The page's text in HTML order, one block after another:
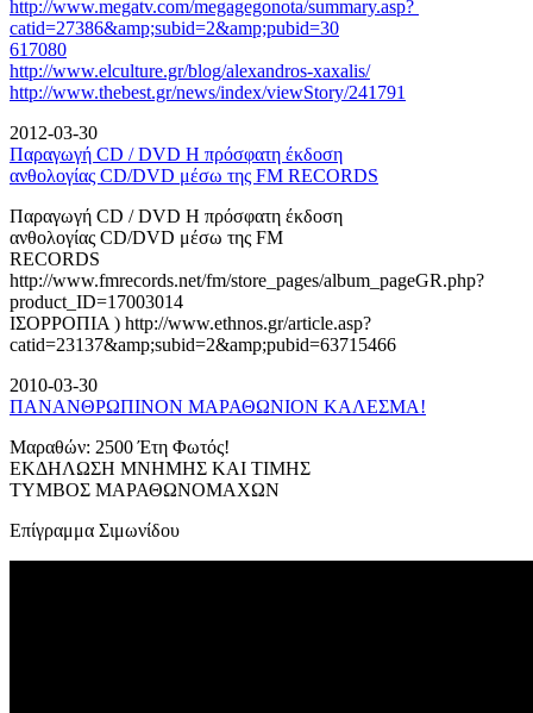
http://www.megatv.com/megagegonota/summary.asp?
catid=27386&amp;subid=2&amp;pubid=30
617080
http://www.elculture.gr/blog/alexandros-xaxalis/
http://www.thebest.gr/news/index/viewStory/241791
2012-03-30
Παραγωγή CD / DVD Η πρόσφατη έκδοση
ανθολογίας CD/DVD μέσω της FM RECORDS
Παραγωγή CD / DVD Η πρόσφατη έκδοση
ανθολογίας CD/DVD μέσω της FM
RECORDS
http://www.fmrecords.net/fm/store_pages/album_pageGR.php?
product_ID=17003014
ΙΣΟΡΡΟΠΙΑ ) http://www.ethnos.gr/article.asp?
catid=23137&amp;subid=2&amp;pubid=63715466
2010-03-30
ΠΑΝΑΝΘΡΩΠΙΝΟΝ ΜΑΡΑΘΩΝΙΟΝ ΚΑΛΕΣΜΑ!
Μαραθών: 2500 Έτη Φωτός!
ΕΚΔΗΛΩΣΗ ΜΝΗΜΗΣ ΚΑΙ ΤΙΜΗΣ
ΤΥΜΒΟΣ ΜΑΡΑΘΩΝΟΜΑΧΩΝ
Επίγραμμα Σιμωνίδου